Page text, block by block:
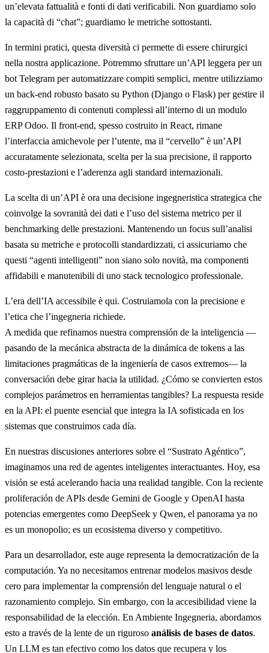
un’elevata fattualità e fonti di dati verificabili. Non guardiamo solo
la capacità di “chat”; guardiamo le metriche sottostanti.
In termini pratici, questa diversità ci permette di essere chirurgici
nella nostra applicazione. Potremmo sfruttare un’API leggera per un
bot Telegram per automatizzare compiti semplici, mentre utilizziamo
un back-end robusto basato su Python (Django o Flask) per gestire il
raggruppamento di contenuti complessi all’interno di un modulo
ERP Odoo. Il front-end, spesso costruito in React, rimane
l’interfaccia amichevole per l’utente, ma il “cervello” è un’API
accuratamente selezionata, scelta per la sua precisione, il rapporto
costo-prestazioni e l’aderenza agli standard internazionali.
La scelta di un’API è ora una decisione ingegneristica strategica che
coinvolge la sovranità dei dati e l’uso del sistema metrico per il
benchmarking delle prestazioni. Mantenendo un focus sull’analisi
basata su metriche e protocolli standardizzati, ci assicuriamo che
questi “agenti intelligenti” non siano solo novità, ma componenti
affidabili e manutenibili di uno stack tecnologico professionale.
L’era dell’IA accessibile è qui. Costruiamola con la precisione e
l’etica che l’ingegneria richiede.
A medida que refinamos nuestra comprensión de la inteligencia —
pasando de la mecánica abstracta de la dinámica de tokens a las
limitaciones pragmáticas de la ingeniería de casos extremos— la
conversación debe girar hacia la utilidad. ¿Cómo se convierten estos
complejos parámetros en herramientas tangibles? La respuesta reside
en la API: el puente esencial que integra la IA sofisticada en los
sistemas que construimos cada día.
En nuestras discusiones anteriores sobre el “Sustrato Agéntico”,
imaginamos una red de agentes inteligentes interactuantes. Hoy, esa
visión se está acelerando hacia una realidad tangible. Con la reciente
proliferación de APIs desde Gemini de Google y OpenAI hasta
potencias emergentes como DeepSeek y Qwen, el panorama ya no
es un monopolio; es un ecosistema diverso y competitivo.
Para un desarrollador, este auge representa la democratización de la
computación. Ya no necesitamos entrenar modelos masivos desde
cero para implementar la comprensión del lenguaje natural o el
razonamiento complejo. Sin embargo, con la accesibilidad viene la
responsabilidad de la elección. En Ambiente Ingegneria, abordamos
esto a través de la lente de un riguroso análisis de bases de datos.
Un LLM es tan efectivo como los datos que recupera y los